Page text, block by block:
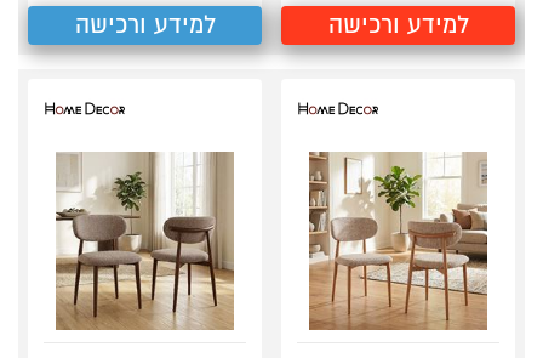
למידע ורכישה למידע ורכישה